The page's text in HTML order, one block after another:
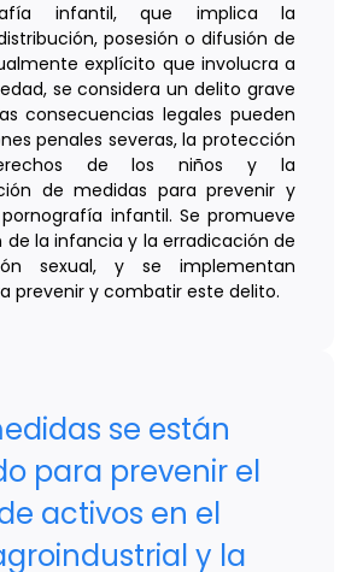
infantil, que implica la
posesión o difusión de
explícito que involucra a
se considera un delito grave
consecuencias legales pueden
penales severas, la protección
de los niños y la
de medidas para prevenir y
infantil. Se promueve
la infancia y la erradicación de
sexual, y se implementan
prevenir y combatir este delito.
se están
para prevenir el
activos en el
y la